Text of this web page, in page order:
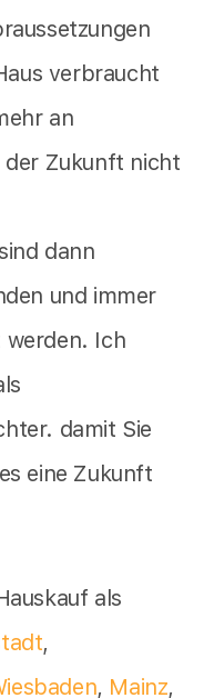
verbraucht
an
der Zukunft nicht
dann
und immer
werden. Ich
damit Sie
eine Zukunft
als
,
, Mainz,